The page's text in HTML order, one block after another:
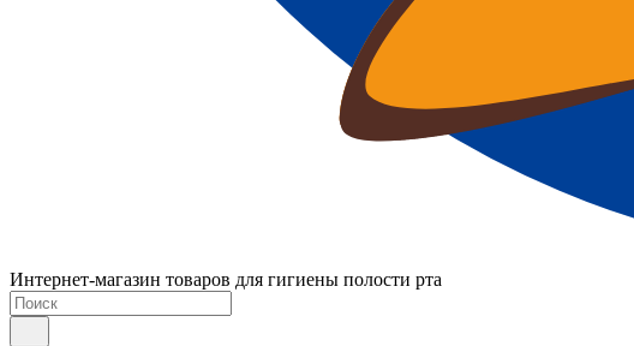
Интернет-магазин товаров для гигиены полости рта